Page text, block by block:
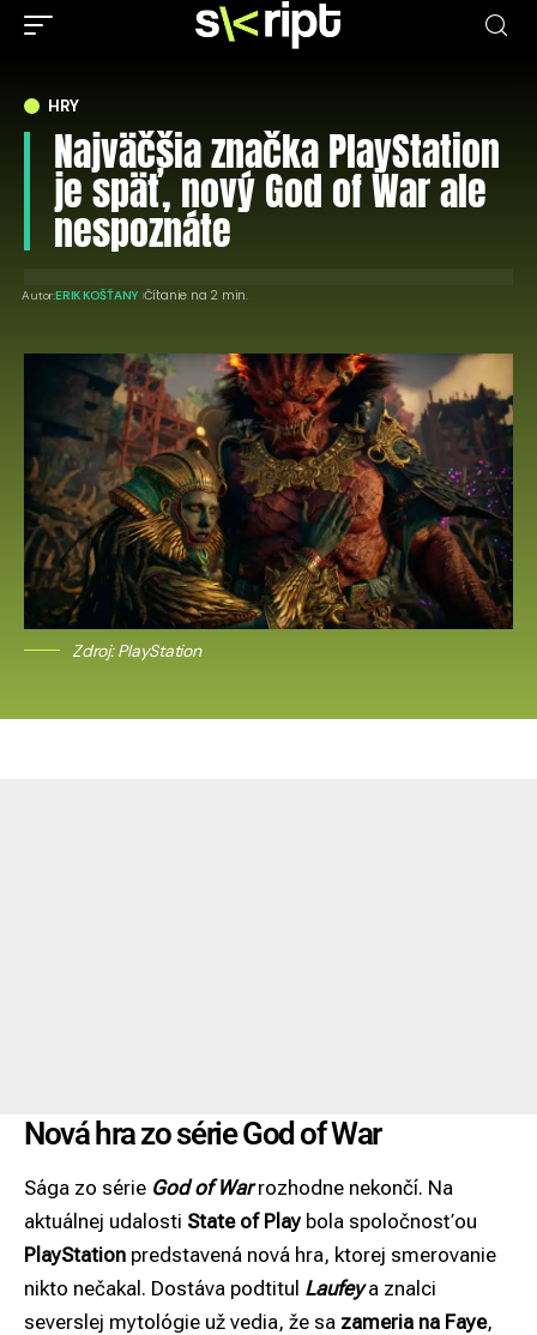
HRY
Najväčšia značka PlayStation
je späť, nový God of War ale
nespoznáte
Autor:ERIK KOŠŤANY Čítanie na 2 min.
Zdroj: PlayStation
Nová hra zo série God of War
Sága zo série God of Warrozhodne nekončí. Na
aktuálnej udalosti State of Play bola spoločnosťou
PlayStation predstavená nová hra, ktorej smerovanie
nikto nečakal. Dostáva podtitul Laufeya znalci
severslej mytológie už vedia, že sa zameria na Faye,